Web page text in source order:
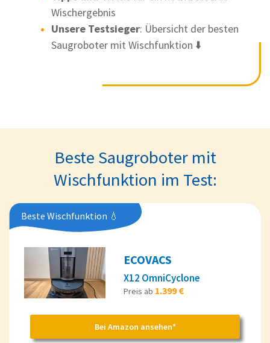
Wischergebnis
Unsere Testsieger: Übersicht der besten
Saugroboter mit Wischfunktion ⬇️
Beste Saugroboter mit
Wischfunktion im Test:
Beste Wischfunktion 💧
ECOVACS
X12 OmniCyclone
Preis ab 1.399 €
Bei Amazon ansehen*